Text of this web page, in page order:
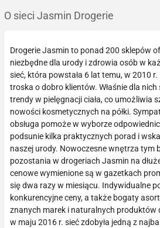
O sieci Jasmin Drogerie
Drogerie Jasmin to ponad 200 sklepów
niezbędne dla urody i zdrowia osób w
sieć, która powstała 6 lat temu, w 2010
troska o dobro klientów. Właśnie dla
trendy w pielęgnacji ciała, co umożliwia
nowości kosmetycznych na półki.
obsługa pomoże w wyborze
podsunie kilka praktycznych porad i
naszej urody. Nowoczesne wnętrza tym
pozostania w drogeriach Jasmin na
cenowe wymienione są w gazetkach
się dwa razy w miesiącu. Indywidualne
konkurencyjne ceny, a także bogaty
znanych marek i naturalnych produktów
w maju 2016 r. sieć zdobyła jedną z